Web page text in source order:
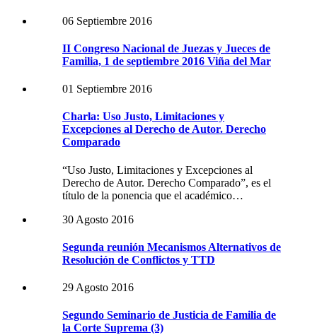
06 Septiembre 2016
II Congreso Nacional de Juezas y Jueces de
Familia, 1 de septiembre 2016 Viña del Mar
01 Septiembre 2016
Charla: Uso Justo, Limitaciones y
Excepciones al Derecho de Autor. Derecho
Comparado
“Uso Justo, Limitaciones y Excepciones al
Derecho de Autor. Derecho Comparado”, es el
título de la ponencia que el académico…
30 Agosto 2016
Segunda reunión Mecanismos Alternativos de
Resolución de Conflictos y TTD
29 Agosto 2016
Segundo Seminario de Justicia de Familia de
la Corte Suprema (3)